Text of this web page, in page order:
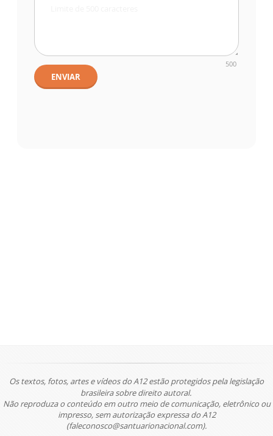
500
ENVIAR
Os textos, fotos, artes e vídeos do A12 estão protegidos pela legislação
brasileira sobre direito autoral.
Não reproduza o conteúdo em outro meio de comunicação, eletrônico ou
impresso, sem autorização expressa do A12
(faleconosco@santuarionacional.com).